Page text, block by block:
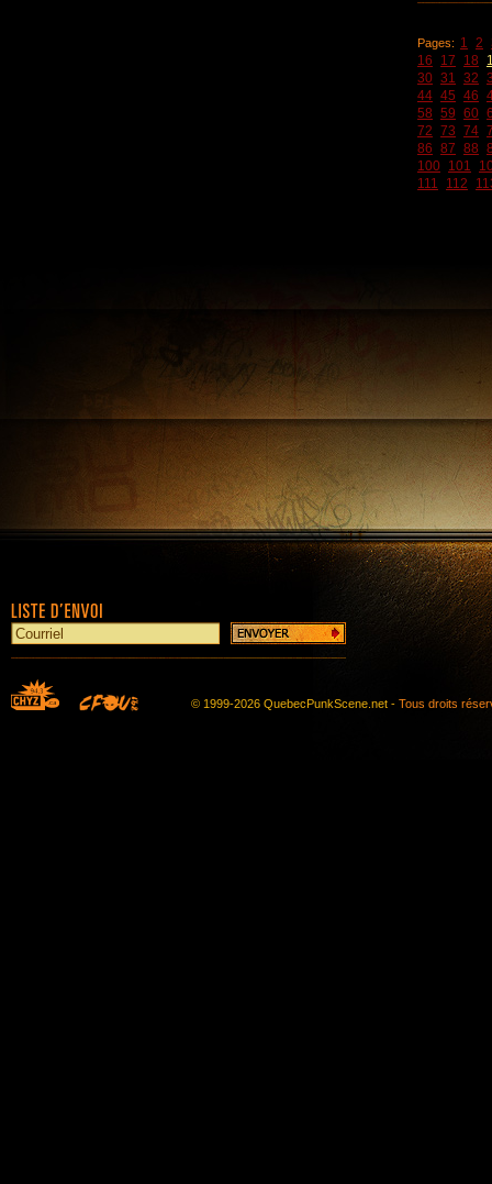
Pages: 1 2
16
17 18
30 31 32
44 45 46
58 59 60
72 73 74
86 87 88
100 101
111
112
© 1999-2026 QuebecPunkScene.net - Tous droits